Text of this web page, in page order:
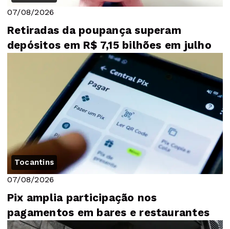
07/08/2026
Retiradas da poupança superam
depósitos em R$ 7,15 bilhões em julho
Tocantins
07/08/2026
Pix amplia participação nos
pagamentos em bares e restaurantes